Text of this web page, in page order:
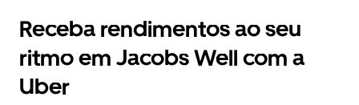
Receba rendimentos ao seu
ritmo em Jacobs Well com a
Uber